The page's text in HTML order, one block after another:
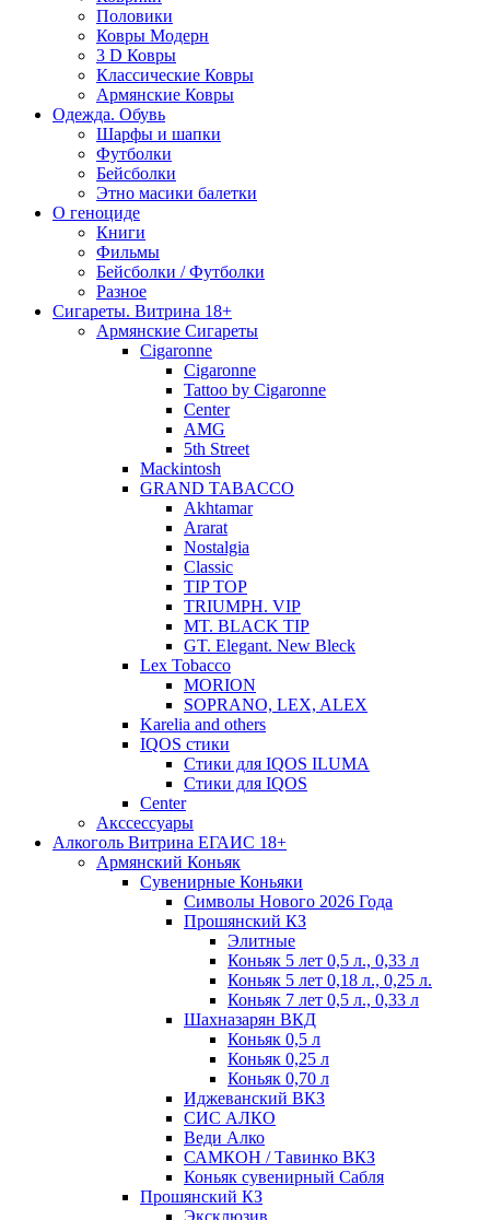
Половики
Ковры Модерн
3 D Ковры
Классические Ковры
Армянские Ковры
Одежда. Обувь
Шарфы и шапки
Футболки
Бейсболки
Этно масики балетки
О геноциде
Книги
Фильмы
Бейсболки / Футболки
Разное
Сигареты. Витрина 18+
Армянские Сигареты
Cigaronne
Cigaronne
Tattoo by Cigaronne
Center
AMG
5th Street
Mackintosh
GRAND TABACCO
Akhtamar
Ararat
Nostalgia
Classic
TIP TOP
TRIUMPH. VIP
MT. BLACK TIP
GT. Elegant. New Bleck
Lex Tobacco
MORION
SOPRANO, LEX, ALEX
Karelia and others
IQOS стики
Стики для IQOS ILUMA
Стики для IQOS
Сenter
Акссессуары
Алкоголь Витрина ЕГАИС 18+
Армянский Коньяк
Сувенирные Коньяки
Символы Нового 2026 Года
Прошянский КЗ
Элитные
Коньяк 5 лет 0,5 л., 0,33 л
Коньяк 5 лет 0,18 л., 0,25 л.
Коньяк 7 лет 0,5 л., 0,33 л
Шахназарян ВКД
Коньяк 0,5 л
Коньяк 0,25 л
Коньяк 0,70 л
Иджеванский ВКЗ
СИС АЛКО
Веди Алко
САМКОН / Тавинко ВКЗ
Коньяк сувенирный Сабля
Прошянский КЗ
Эксклюзив